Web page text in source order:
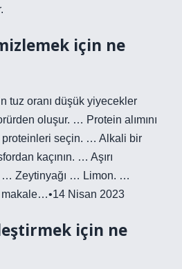
için ne
tuz oranı düşük yiyecekler
oluşur. … Protein alımını
proteinleri seçin. … Alkali bir
kaçının. … Aşırı
… Zeytinyağı … Limon. …
Nisan 2023
için ne